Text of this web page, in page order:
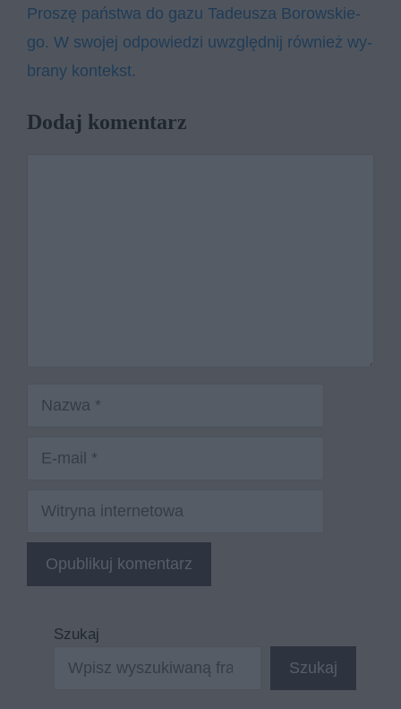
Pro­szę pań­stwa do gazu Ta­de­usza Bo­row­skie­
go. W swo­jej od­po­wie­dzi uwzględ­nij rów­nież wy­
bra­ny kon­tekst.
Dodaj komentarz
Witryna
internetowa
Szukaj
Szukaj